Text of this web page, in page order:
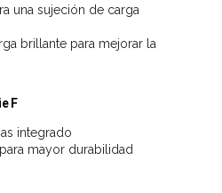
una sujeción de carga
brillante para mejorar la
F
integrado
mayor durabilidad